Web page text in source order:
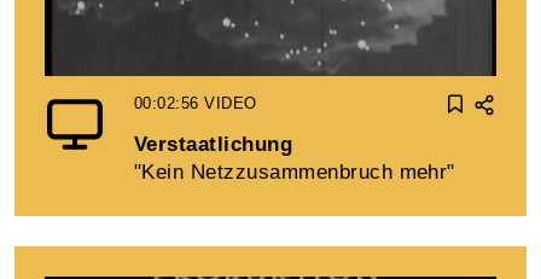
00:02:56VIDEO
Verstaatlichung
"Kein Netzzusammenbruch mehr"